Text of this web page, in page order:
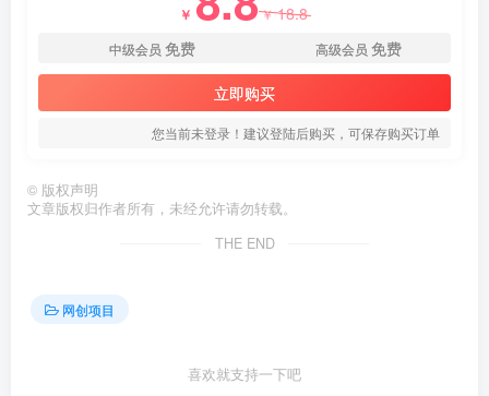
￥ ￥18.8
中级会员 免费 高级会员 免费
立即购买
您当前未登录！建议登陆后购买，可保存购买订单
© 版权声明
文章版权归作者所有，未经允许请勿转载。
THE END
网创项目
喜欢就支持一下吧